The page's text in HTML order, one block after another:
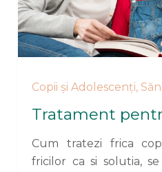
Copii și Adolescenți,
Tratament
Cum tratezi frica
fricilor ca si solutia,